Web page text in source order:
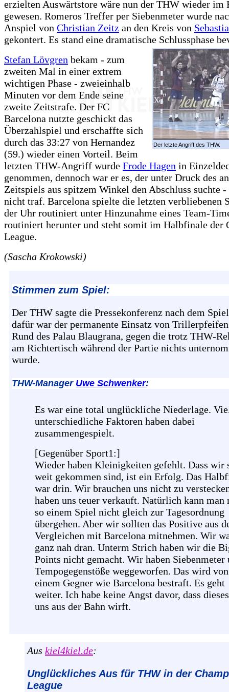
erzielten Auswärtstore wäre nun der THW wieder im
gewesen. Romeros Treffer per Siebenmeter wurde
Anspiel von Christian Zeitz an den Kreis von
gekontert. Es stand eine dramatische Schlussphase
Der letzte Angriff des THW.
Stefan Lövgren bekam - zum
zweiten Mal in einer extrem
wichtigen Phase - zweieinhalb
Minuten vor dem Ende seine
zweite Zeitstrafe. Der FC
Barcelona nutzte geschickt das
Überzahlspiel und erschaffte sich
durch das 33:27 von Hernandez
(59.) wieder einen Vorteil. Beim
letzten THW-Angriff wurde Frode Hagen in
genommen, dennoch war er es, der unter Druck des
Zeitspiels aus spitzem Winkel den Abschluss suchte
nicht traf. Barcelona spielte die letzten verbliebenen
der Uhr routiniert unter Hinzunahme eines Team-
routiniert herunter und steht somit im Halbfinale der
League.
(Sascha Krokowski)
Stimmen zum Spiel:
Der THW sagte die Pressekonferenz nach dem
dafür war der permanente Einsatz von
Rund des Palau Blaugrana, gegen die trotz THW-
am Richtertisch während der Partie nichts
wurde.
THW-Manager Uwe Schwenker:
Es war eine total unglückliche Niederlage.
unterschiedliche Faktoren haben dabei
zusammengespielt.
[Gegenüber Sport1:]
Wieder haben Kleinigkeiten gefehlt. Dass wir
weit gekommen sind, ist ein Erfolg. Das
war drin. Wir brauchen uns nicht zu
haben uns teuer verkauft. Natürlich kann man
so einem Spiel nicht gleich zur Tagesordnung
übergehen. Aber wir sollten das Positive aus
Vergleichen mit Barcelona mitnehmen. Wir
ganz nah dran. Unterm Strich haben wir die
Points nicht gemacht. Wir haben Siebenmeter
Tempogegenstöße weggeworfen. Das wird von
einem Gegner wie Barcelona bestraft. Es geht
weiter. Ich habe keine Angst davor, dass
uns aus der Bahn wirft.
Aus kiel4kiel.de:
Unglückliches Aus für THW in der
League